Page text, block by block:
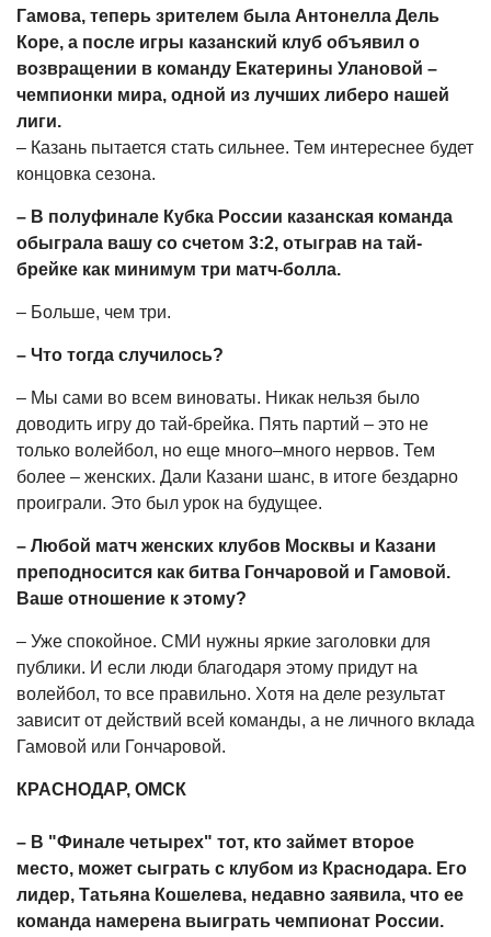
Гамова, теперь зрителем была Антонелла Дель
Коре, а после игры казанский клуб объявил о
возвращении в команду Екатерины Улановой –
чемпионки мира, одной из лучших либеро нашей
лиги.
– Казань пытается стать сильнее. Тем интереснее будет
концовка сезона.
– В полуфинале Кубка России казанская команда
обыграла вашу со счетом 3:2, отыграв на тай-
брейке как минимум три матч-болла.
– Больше, чем три.
– Что тогда случилось?
– Мы сами во всем виноваты. Никак нельзя было
доводить игру до тай-брейка. Пять партий – это не
только волейбол, но еще много–много нервов. Тем
более – женских. Дали Казани шанс, в итоге бездарно
проиграли. Это был урок на будущее.
– Любой матч женских клубов Москвы и Казани
преподносится как битва Гончаровой и Гамовой.
Ваше отношение к этому?
– Уже спокойное. СМИ нужны яркие заголовки для
публики. И если люди благодаря этому придут на
волейбол, то все правильно. Хотя на деле результат
зависит от действий всей команды, а не личного вклада
Гамовой или Гончаровой.
КРАСНОДАР, ОМСК
– В "Финале четырех" тот, кто займет второе
место, может сыграть с клубом из Краснодара. Его
лидер, Татьяна Кошелева, недавно заявила, что ее
команда намерена выиграть чемпионат России.